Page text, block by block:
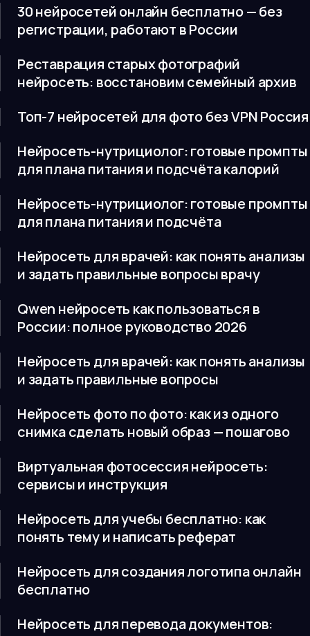
30 нейросетей онлайн бесплатно — без
регистрации, работают в России
Реставрация старых фотографий
нейросеть: восстановим семейный архив
Топ-7 нейросетей для фото без VPN Россия
Нейросеть-нутрициолог: готовые промпты
для плана питания и подсчёта калорий
Нейросеть-нутрициолог: готовые промпты
для плана питания и подсчёта
Нейросеть для врачей: как понять анализы
и задать правильные вопросы врачу
Qwen нейросеть как пользоваться в
России: полное руководство 2026
Нейросеть для врачей: как понять анализы
и задать правильные вопросы
Нейросеть фото по фото: как из одного
снимка сделать новый образ — пошагово
Виртуальная фотосессия нейросеть:
сервисы и инструкция
Нейросеть для учебы бесплатно: как
понять тему и написать реферат
Нейросеть для создания логотипа онлайн
бесплатно
Нейросеть для перевода документов: